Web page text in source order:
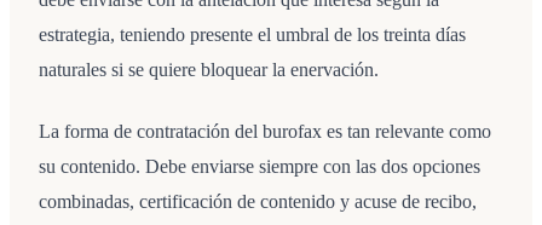
estrategia, teniendo presente el umbral de los treinta días
naturales si se quiere bloquear la enervación.
La forma de contratación del burofax es tan relevante como
su contenido. Debe enviarse siempre con las dos opciones
combinadas, certificación de contenido y acuse de recibo,